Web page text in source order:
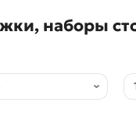
наборы